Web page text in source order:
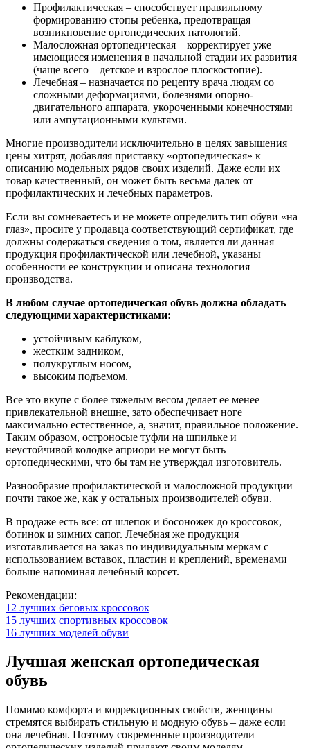
Профилактическая – способствует правильному
формированию стопы ребенка, предотвращая
возникновение ортопедических патологий.
Малосложная ортопедическая – корректирует уже
имеющиеся изменения в начальной стадии их развития
(чаще всего – детское и взрослое плоскостопие).
Лечебная – назначается по рецепту врача людям со
сложными деформациями, болезнями опорно-
двигательного аппарата, укороченными конечностями
или ампутационными культями.
Многие производители исключительно в целях завышения
цены хитрят, добавляя приставку «ортопедическая» к
описанию модельных рядов своих изделий. Даже если их
товар качественный, он может быть весьма далек от
профилактических и лечебных параметров.
Если вы сомневаетесь и не можете определить тип обуви «на
глаз», просите у продавца соответствующий сертификат, где
должны содержаться сведения о том, является ли данная
продукция профилактической или лечебной, указаны
особенности ее конструкции и описана технология
производства.
В любом случае ортопедическая обувь должна обладать
следующими характеристиками:
устойчивым каблуком,
жестким задником,
полукруглым носом,
высоким подъемом.
Все это вкупе с более тяжелым весом делает ее менее
привлекательной внешне, зато обеспечивает ноге
максимально естественное, а, значит, правильное положение.
Таким образом, остроносые туфли на шпильке и
неустойчивой колодке априори не могут быть
ортопедическими, что бы там не утверждал изготовитель.
Разнообразие профилактической и малосложной продукции
почти такое же, как у остальных производителей обуви.
В продаже есть все: от шлепок и босоножек до кроссовок,
ботинок и зимних сапог. Лечебная же продукция
изготавливается на заказ по индивидуальным меркам с
использованием вставок, пластин и креплений, временами
больше напоминая лечебный корсет.
Рекомендации:
12 лучших беговых кроссовок
15 лучших спортивных кроссовок
16 лучших моделей обуви
Лучшая женская ортопедическая
обувь
Помимо комфорта и коррекционных свойств, женщины
стремятся выбирать стильную и модную обувь – даже если
она лечебная. Поэтому современные производители